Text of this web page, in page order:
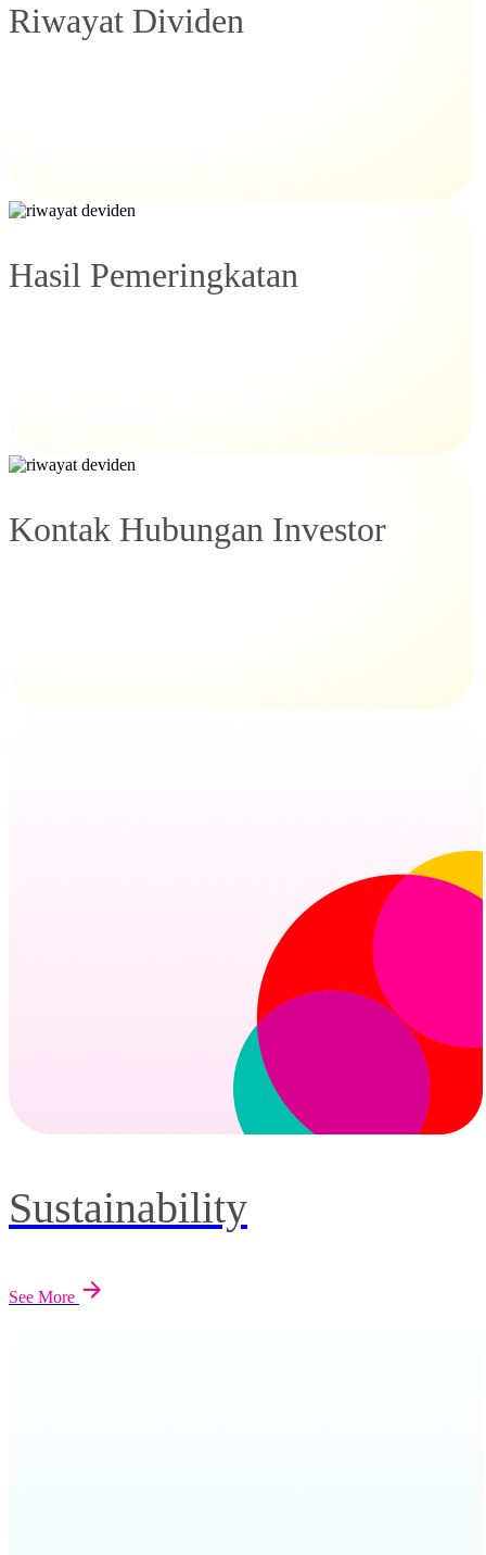
Riwayat Dividen
Hasil Pemeringkatan
Kontak Hubungan Investor
Sustainability
See More